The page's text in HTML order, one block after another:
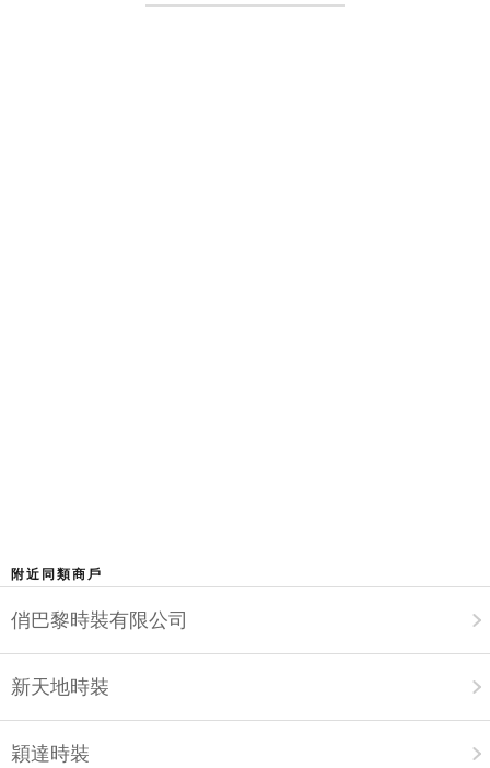
附近同類商戶
俏巴黎時裝有限公司
新天地時裝
穎達時裝